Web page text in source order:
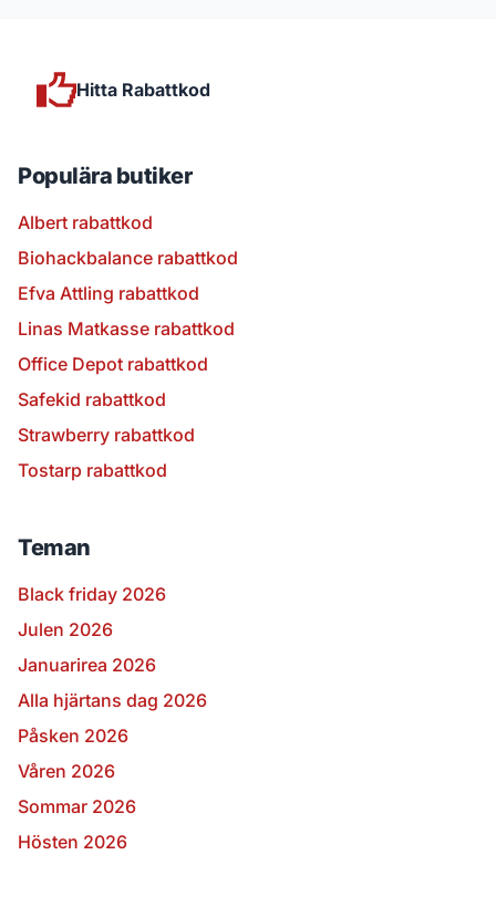
Hitta Rabattkod
Populära butiker
Albert rabattkod
Biohackbalance rabattkod
Efva Attling rabattkod
Linas Matkasse rabattkod
Office Depot rabattkod
Safekid rabattkod
Strawberry rabattkod
Tostarp rabattkod
Teman
Black friday 2026
Julen 2026
Januarirea 2026
Alla hjärtans dag 2026
Påsken 2026
Våren 2026
Sommar 2026
Hösten 2026